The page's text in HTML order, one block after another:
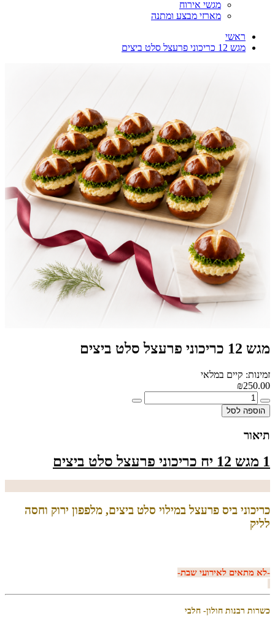
מגשי אירוח
מארזי מבצע ומתנה
ראשי
מגש 12 כריכוני פרעצל סלט ביצים
מגש 12 כריכוני פרעצל סלט ביצים
זמינות: קיים במלאי
₪250.00
הוספה לסל
תיאור
1 מגש 12 יח כריכוני פרעצל סלט ביצים
כריכוני ביס פרעצל במילוי סלט ביצים, מלפפון ירוק וחסה
לליק
-לא מתאים לאירועי שבת-
כשרות רבנות חולון- חלבי